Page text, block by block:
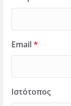
Email*
Ιστότοπος